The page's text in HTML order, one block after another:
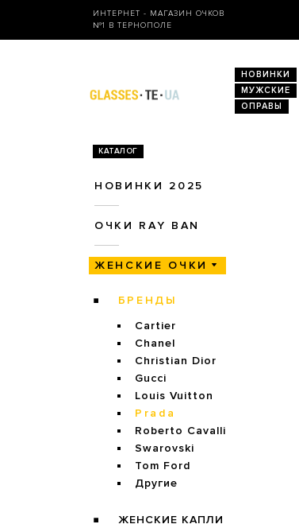
ИНТЕРНЕТ - МАГАЗИН ОЧКОВ
№1 В ТЕРНОПОЛЕ
НОВИНКИ
МУЖСКИЕ
ОПРАВЫ
КАТАЛОГ
НОВИНКИ 2025
ОЧКИ RAY BAN
ЖЕНСКИЕ ОЧКИ
БРЕНДЫ
Cartier
Chanel
Christian Dior
Gucci
Louis Vuitton
Prada
Roberto Cavalli
Swarovski
Tom Ford
Другие
ЖЕНСКИЕ КАПЛИ